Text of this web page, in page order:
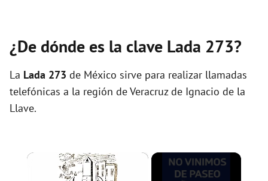
¿De dónde es la clave Lada 273?
La Lada 273 de México sirve para realizar llamadas
telefónicas a la región de Veracruz de Ignacio de la
Llave.
×